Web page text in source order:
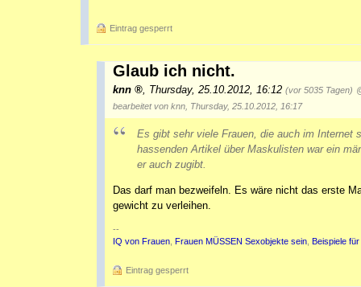
Eintrag gesperrt
Glaub ich nicht.
knn Thursday, 25.10.2012, 16:12 (vor 5035 Tagen)
bearbeitet von knn, Thursday, 25.10.2012, 16:17
Es gibt sehr viele Frauen, die auch im Internet
hassenden Artikel über Maskulisten war ein
er auch zugibt.
Das darf man bezweifeln. Es wäre nicht das erste
gewicht zu verleihen.
--
IQ von Frauen Frauen MÜSSEN Sexobjekte sein Beispiele
Eintrag gesperrt